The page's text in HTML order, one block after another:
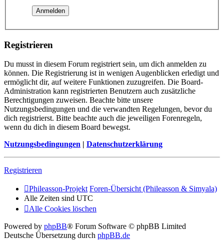
Registrieren
Du musst in diesem Forum registriert sein, um dich anmelden zu
können. Die Registrierung ist in wenigen Augenblicken erledigt und
ermöglicht dir, auf weitere Funktionen zuzugreifen. Die Board-
Administration kann registrierten Benutzern auch zusätzliche
Berechtigungen zuweisen. Beachte bitte unsere
Nutzungsbedingungen und die verwandten Regelungen, bevor du
dich registrierst. Bitte beachte auch die jeweiligen Forenregeln,
wenn du dich in diesem Board bewegst.
Nutzungsbedingungen | Datenschutzerklärung
Registrieren
Phileasson-Projekt Foren-Übersicht (Phileasson & Simyala)
Alle Zeiten sind UTC
Alle Cookies löschen
Powered by phpBB® Forum Software © phpBB Limited
Deutsche Übersetzung durch phpBB.de